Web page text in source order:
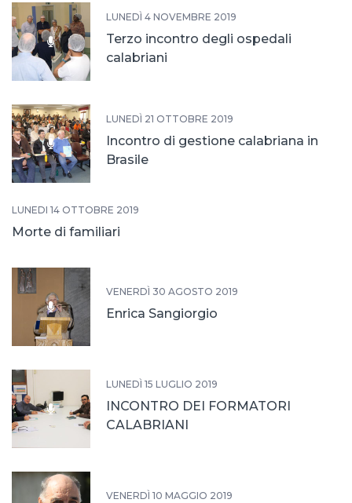
LUNEDÌ 4 NOVEMBRE 2019
Terzo incontro degli ospedali
calabriani
LUNEDÌ 21 OTTOBRE 2019
Incontro di gestione calabriana in
Brasile
LUNEDÌ 14 OTTOBRE 2019
Morte di familiari
VENERDÌ 30 AGOSTO 2019
Enrica Sangiorgio
LUNEDÌ 15 LUGLIO 2019
INCONTRO DEI FORMATORI
CALABRIANI
VENERDÌ 10 MAGGIO 2019